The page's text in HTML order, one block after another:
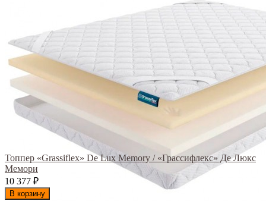
Топпер «Grassiflex» De Lux Memory / «Грассифлекс» Де Люкс
Мемори
10 377 ₽
В корзину